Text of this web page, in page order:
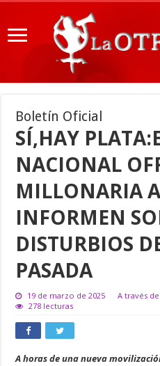
Boletín Oficial
SÍ,HAY
NACIONAL
MILLONARIA
INFORMEN
DISTURBIOS
PASADA
19 de marzo de 2025
A través
278 lecturas
A horas de una nueva